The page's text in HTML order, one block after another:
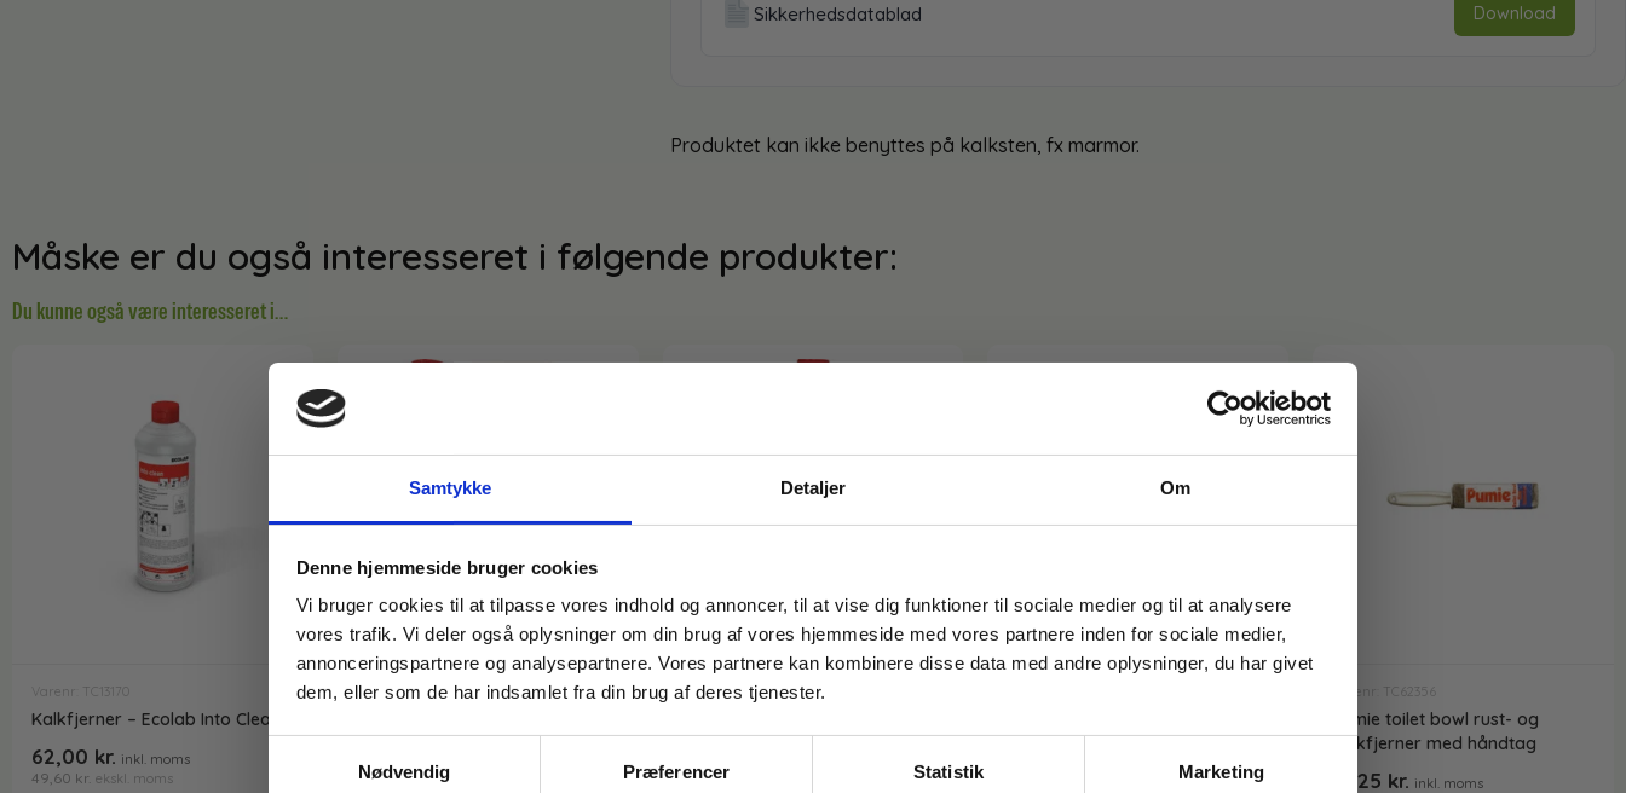
Samtykke Detaljer Om
Denne hjemmeside bruger cookies
Vi bruger cookies til at tilpasse vores indhold og annoncer, til at vise dig funktioner til sociale medier og til at analysere
vores trafik. Vi deler også oplysninger om din brug af vores hjemmeside med vores partnere inden for sociale medier,
annonceringspartnere og analysepartnere. Vores partnere kan kombinere disse data med andre oplysninger, du har givet
dem, eller som de har indsamlet fra din brug af deres tjenester.
Nødvendig
Præferencer Statistik Marketing
Sikkerhedsdatablad Download
Produktet kan ikke benyttes på kalksten, fx marmor.
Måske er du også interesseret i følgende produkter:
Du kunne også være interesseret i…
Varenr: TC13170
Kalkfjerner – Ecolab Into Clean
62,00 kr. inkl. moms
49,60 kr. ekskl. moms
Varenr: TC14139
239,00kr.
Varenr: TC14138
54,50
Varenr: TCGAM-3025
Mikro Vision Health Care –
Industrimoppe 2,0 – 43*47
Varenr: TC62356
Pumie toilet bowl rust- og
kalkfjerner med håndtag
81,25 kr. inkl. moms
Gem den, før den forsvinder!
Email